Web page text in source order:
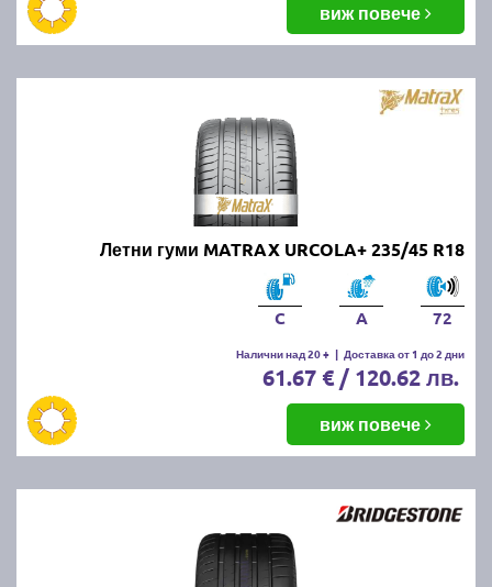
виж повече
Летни гуми MATRAX URCOLA+ 235/45 R18
C A 72
Налични над 20 + | Доставка от 1 до 2 дни
61.67 € / 120.62 лв.
виж повече